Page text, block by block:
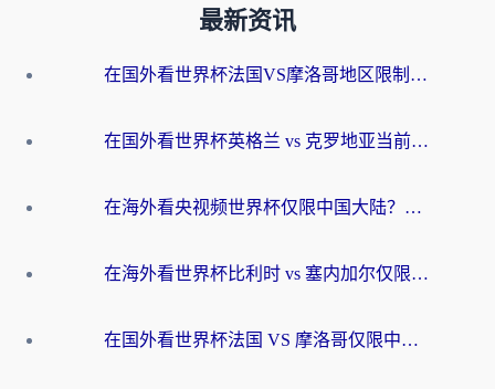
最新资讯
在国外看世界杯法国VS摩洛哥地区限制？这篇指南让你流畅看中文解说无压力
在国外看世界杯英格兰 vs 克罗地亚当前地区不可播放？这篇指南帮你搞定所有海外观赛难题
在海外看央视频世界杯仅限中国大陆？这篇指南帮你解锁中文解说+无卡顿直播
在海外看世界杯比利时 vs 塞内加尔仅限中国大陆？我找到了最流畅的中文解说之路
在国外看世界杯法国 VS 摩洛哥仅限中国大陆？海外党这样看中文解说赛事不卡顿